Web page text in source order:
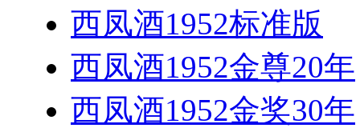
西凤酒1952标准版
西凤酒1952金尊20年
西凤酒1952金奖30年